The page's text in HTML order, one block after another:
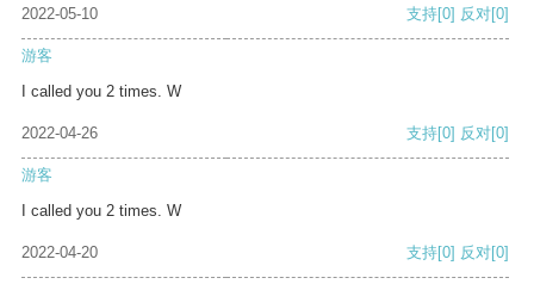
2022-05-10 支持[0] 反对[0]
游客
I called you 2 times. W
2022-04-26 支持[0] 反对[0]
游客
I called you 2 times. W
2022-04-20 支持[0] 反对[0]